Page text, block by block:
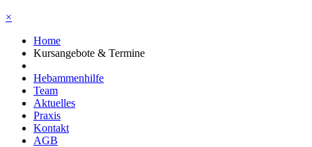
×
Home
Kursangebote & Termine
Hebammenhilfe
Team
Aktuelles
Praxis
Kontakt
AGB